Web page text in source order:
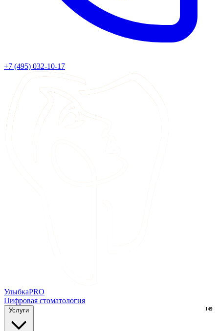
+7 (495) 032-10-17
УлыбкаPRO
Цифровая стоматология
Услуги 9
149